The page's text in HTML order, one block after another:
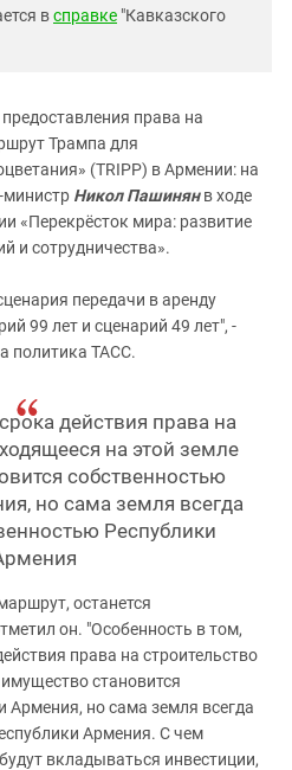
всправке "Кавказского
права на
Трампа для
(TRIPP) в Армении: на
министр Никол Пашинянв ходе
«Перекрёсток мира: развитие
и сотрудничества».
передачи в аренду
99 лет и сценарий 49 лет", -
политика ТАСС.
действия права на
на этой земле
собственностью
но сама земля всегда
Республики
останется
он. "Особенность в том,
права на строительство
становится
Армения, но сама земля всегда
Армения. С чем
вкладываться инвестиции,